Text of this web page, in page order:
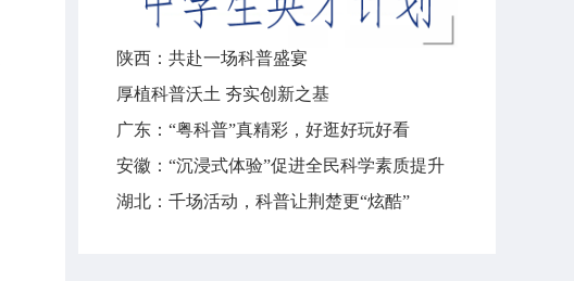
陕西：共赴一场科普盛宴
厚植科普沃土 夯实创新之基
广东：“粤科普”真精彩，好逛好玩好看
安徽：“沉浸式体验”促进全民科学素质提升
湖北：千场活动，科普让荆楚更“炫酷”